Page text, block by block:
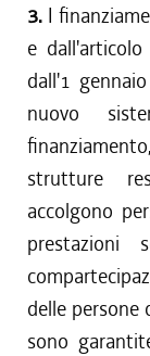
3. I
e
dall'1
nuovo
strutture
accolgono
prestazioni
delle
sono